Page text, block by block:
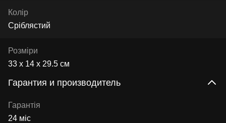
Колір
Сріблястий
Розміри
33 x 14 x 29.5 см
Гарантия и производитель
Гарантія
24 міс